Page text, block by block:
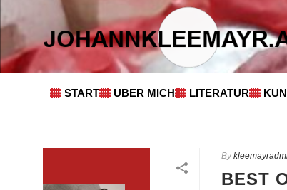
START ÜBER MICH LITERATUR
By
BEST